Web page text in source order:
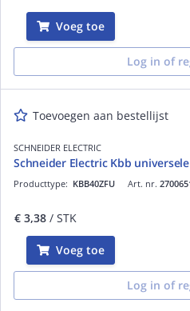
Voeg toe
Log in of
Toevoegen aan bestellijst
SCHNEIDER ELECTRIC
Schneider Electric Kbb
Art. nr.
Producttype: KBB40ZFU
€ 3,38 / STK
Voeg toe
Log in of